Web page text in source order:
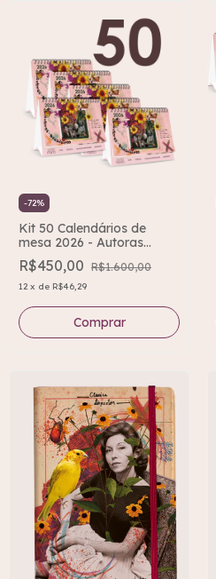
-72%
Kit 50 Calendários de
mesa 2026 - Autoras
Brasileiras
R$450,00 R$1.600,00
12 x de R$46,29